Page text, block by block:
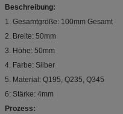
Beschreibung:
1. Gesamtgröße: 100mm Gesamt
2. Breite: 50mm
3. Höhe: 50mm
4. Farbe: Silber
5. Material: Q195, Q235, Q345
6: Stärke: 4mm
Prozess: